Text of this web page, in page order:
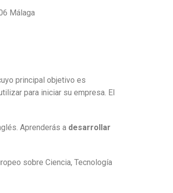
Málaga
principal objetivo es
para iniciar su empresa. El
Aprenderás a desarrollar
sobre Ciencia, Tecnología